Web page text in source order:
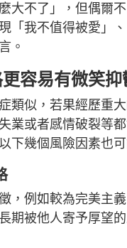
麼大不了」，但偶爾
「我不值得被愛」
。
容易有微笑抑
類似，若果經歷重
業或者感情破裂等
下幾個風險因素也
，例如較為完美主
期被他人寄予厚望